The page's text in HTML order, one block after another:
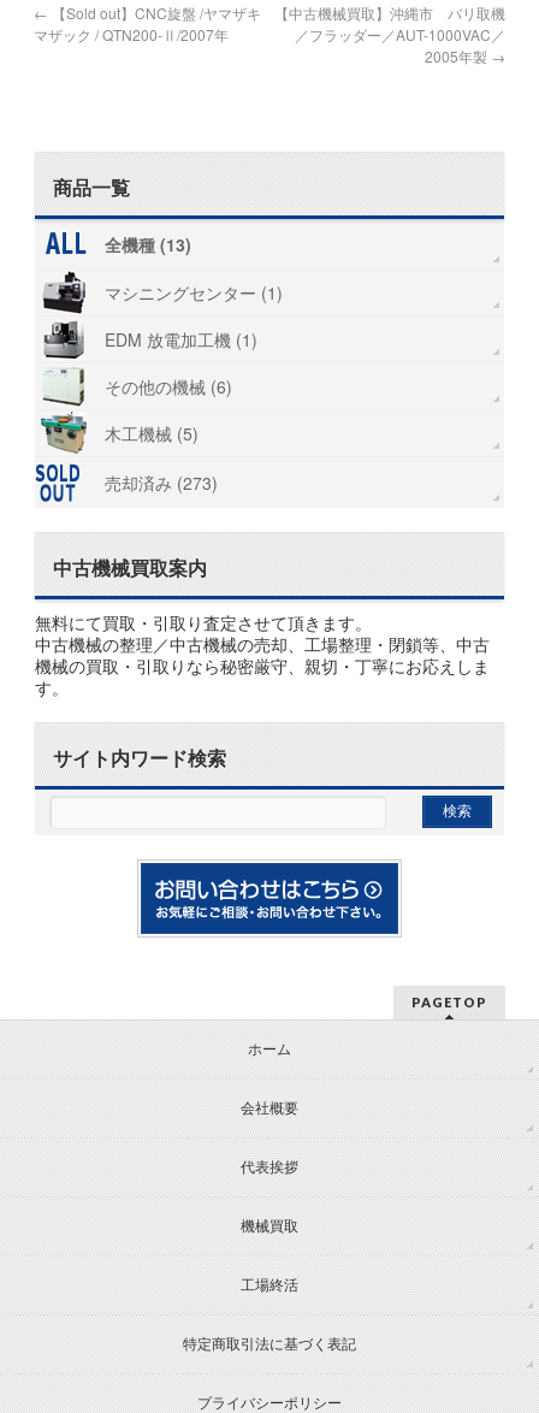
← 【Sold out】CNC旋盤 /ヤマザキ
マザック / QTN200-Ⅱ/2007年
【中古機械買取】沖縄市 バリ取機
／フラッダー／AUT-1000VAC／
2005年製 →
商品一覧
全機種 (13)
マシニングセンター (1)
EDM 放電加工機 (1)
その他の機械 (6)
木工機械 (5)
売却済み (273)
中古機械買取案内
無料にて買取・引取り査定させて頂きます。
中古機械の整理／中古機械の売却、工場整理・閉鎖等、中古
機械の買取・引取りなら秘密厳守、親切・丁寧にお応えしま
す。
サイト内ワード検索
PAGETOP
ホーム
会社概要
代表挨拶
機械買取
工場終活
特定商取引法に基づく表記
プライバシーポリシー